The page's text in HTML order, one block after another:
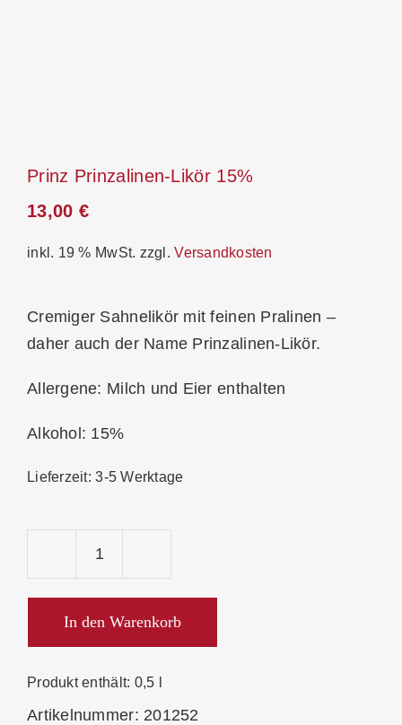
Prinz Prinzalinen-Likör 15%
13,00 €
inkl. 19 % MwSt. zzgl.Versandkosten
Cremiger Sahnelikör mit feinen Pralinen –
daher auch der Name Prinzalinen-Likör.
Allergene: Milch und Eier enthalten
Alkohol: 15%
Lieferzeit:3-5 Werktage
Likör
15%
Menge
In den Warenkorb
Produkt enthält: 0,5 l
Artikelnummer: 201252